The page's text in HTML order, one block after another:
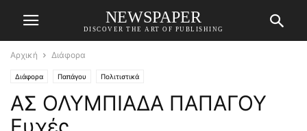
NEWSPAPER
DISCOVER THE ART OF PUBLISHING
Αρχική Διάφορα
Διάφορα Παπάγου Πολιτιστικά
ΑΣ ΟΛΥΜΠΙΑΔΑ ΠΑΠΑΓΟΥ